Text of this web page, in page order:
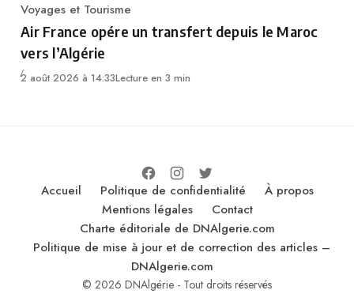
Category
Voyages et Tourisme
Air France opére un transfert depuis le Maroc
vers l’Algérie
2 août 2026 à 14:33Lecture en 3 min
Accueil Politique de confidentialité
À propos
Mentions légales
Contact
Charte éditoriale de DNAlgerie.com
Politique de mise à jour et de correction des articles –
DNAlgerie.com
© 2026 DNAlgérie - Tout droits réservés